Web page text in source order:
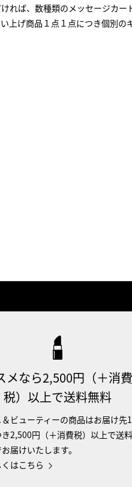
れば、数種類のメッセージカー
上げ商品１点１点につき個別の
メなら2,500円（＋消費
税）以上で送料無料
＆ビューティーの商品はお届け先1
2,500円（＋消費税）以上で送料
届けいたします。
くはこちら